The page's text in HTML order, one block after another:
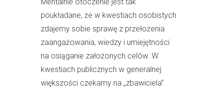
poukładane, że w kwestiach osobistych
zdajemy sobie sprawę z przełożenia
zaangażowania, wiedzy i umiejętności
na osiąganie założonych celów. W
kwestiach publicznych w generalnej
większości czekamy na „zbawiciela”.